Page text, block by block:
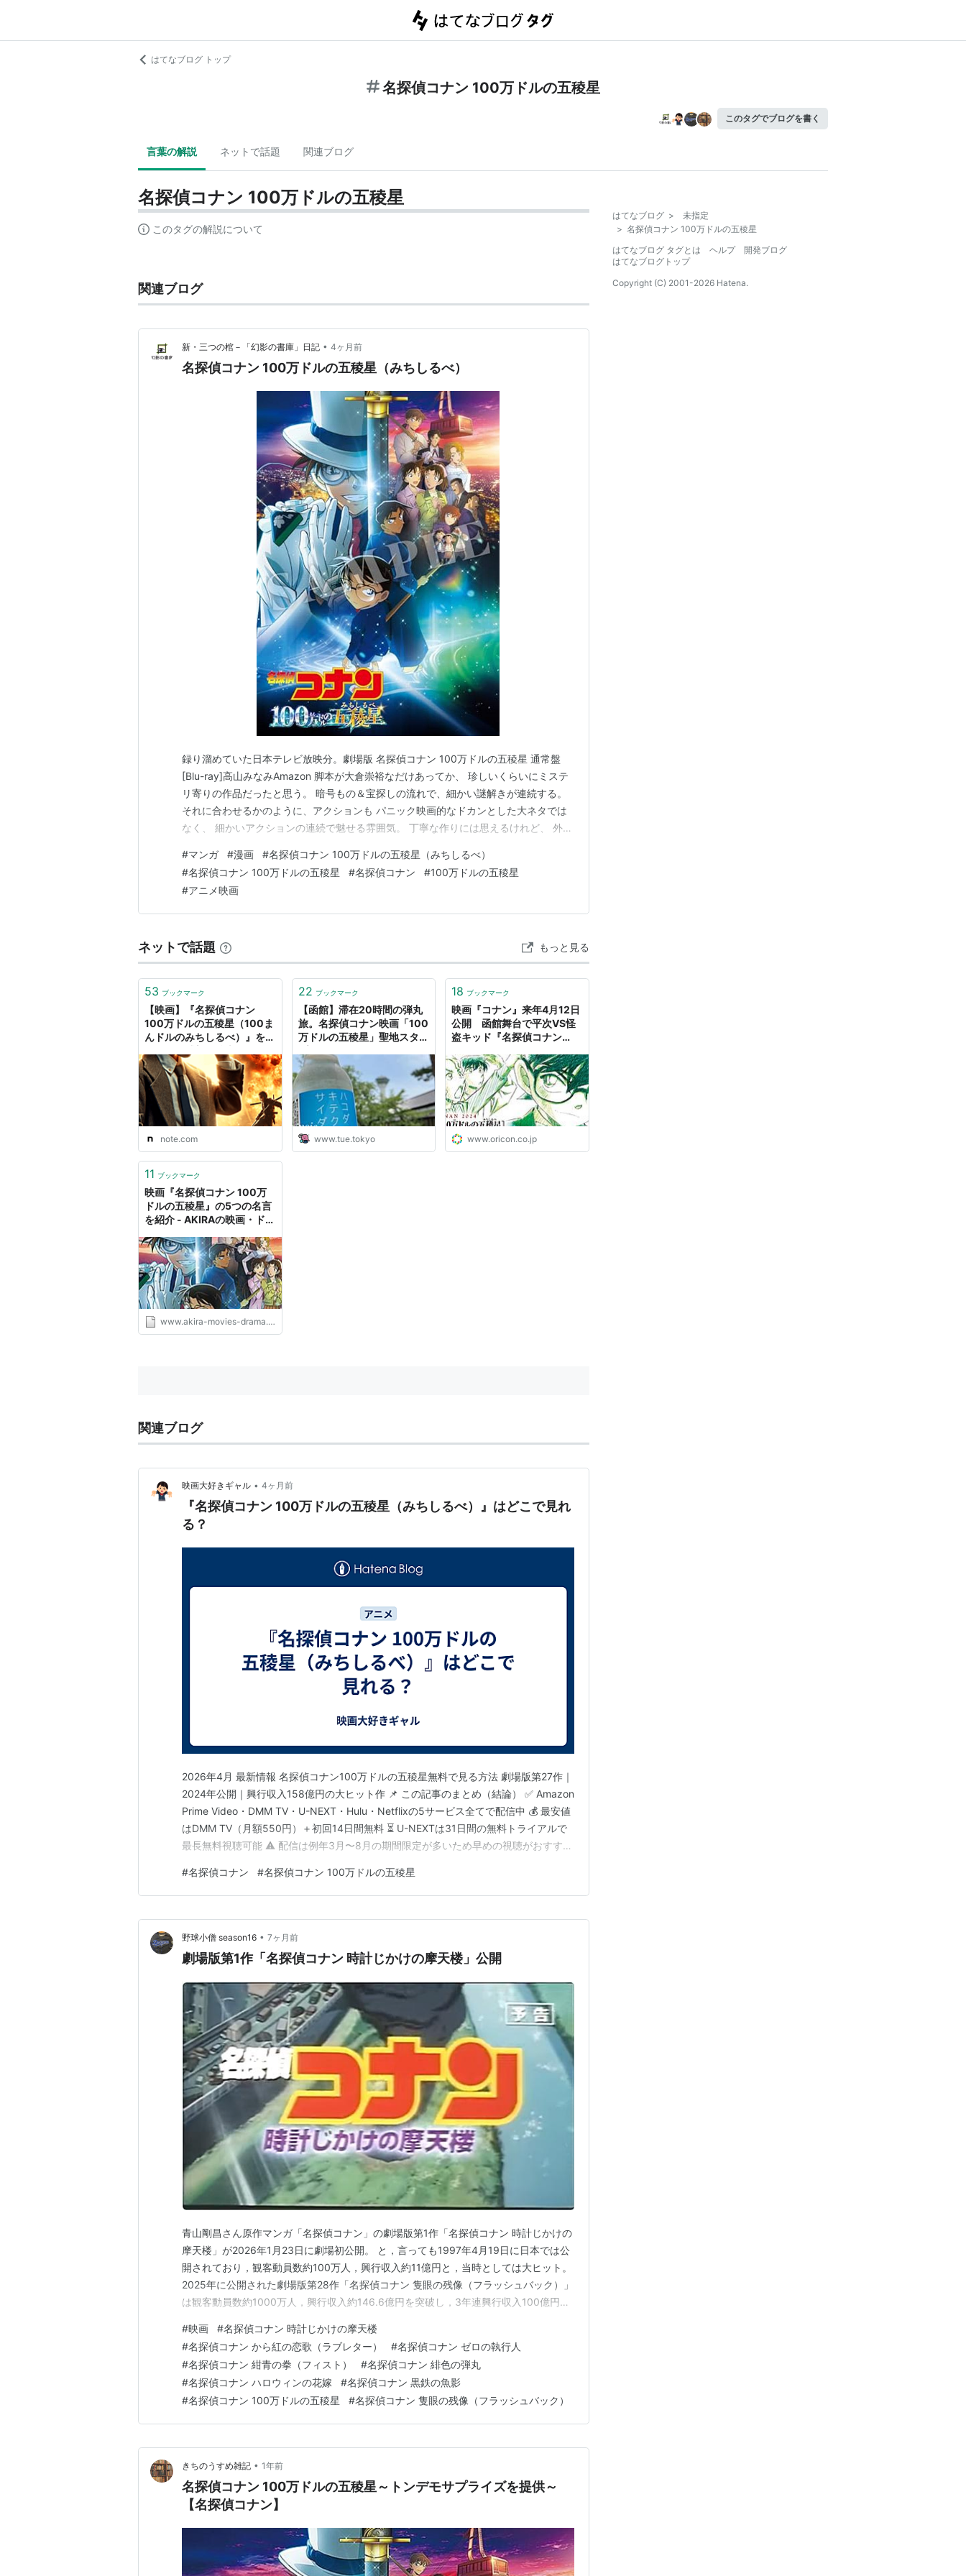
はてなブログ トップ
名探偵コナン 100万ドルの五稜星
このタグでブログを書く
言葉の解説 ネットで話題 関連ブログ
名探偵コナン 100万ドルの五稜星
このタグの解説について
関連ブログ
新・三つの棺－「幻影の書庫」日記 • 4ヶ月前
名探偵コナン 100万ドルの五稜星（みちしるべ）
録り溜めていた日本テレビ放映分。劇場版 名探偵コナン 100万ドルの五稜星 通常盤
[Blu-ray]高山みなみAmazon 脚本が大倉崇裕なだけあってか、 珍しいくらいにミステ
リ寄りの作品だったと思う。 暗号もの＆宝探しの流れで、細かい謎解きが連続する。
それに合わせるかのように、アクションも パニック映画的なドカンとした大ネタでは
なく、 細かいアクションの連続で魅せる雰囲気。 丁寧な作りには思えるけれど、 外連
ただ、その代わり、オールスターキャスト感は抜群。 怪盗キッドと服部平次が同時に
登場し、今回は絡みまくり…
#マンガ #漫画 #名探偵コナン 100万ドルの五稜星（みちしるべ）
#名探偵コナン 100万ドルの五稜星 #名探偵コナン #100万ドルの五稜星
#アニメ映画
ネットで話題 もっと見る
53 ブックマーク
【映画】『名探偵コナン
100万ドルの五稜星（100ま
んドルのみちしるべ）』を観
バレあり：追記あり）｜山本
一郎（やまもといちろう）
note.com
22 ブックマーク
【函館】滞在20時間の弾丸
旅。名探偵コナン映画「100
万ドルの五稜星」聖地スタン
www.tue.tokyo
18 ブックマーク
映画『コナン』来年4月12日
公開 函館舞台で平次VS怪
盗キッド『名探偵コナン
www.oricon.co.jp
11 ブックマーク
映画『名探偵コナン 100万
ドルの五稜星』の5つの名言
を紹介 - AKIRAの映画・ドラ
www.akira-movies-drama.com
関連ブログ
映画大好きギャル • 4ヶ月前
『名探偵コナン 100万ドルの五稜星（みちしるべ）』はどこで見れ
る？
2026年4月 最新情報 名探偵コナン100万ドルの五稜星無料で見る方法 劇場版第27作｜
2024年公開｜興行収入158億円の大ヒット作 📌 この記事のまとめ（結論） ✅ Amazon
Prime Video・DMM TV・U-NEXT・Hulu・Netflixの5サービス全てで配信中 💰 最安値
はDMM TV（月額550円）＋初回14日間無料 ⏳ U-NEXTは31日間の無料トライアルで
最長無料視聴可能 ⚠️ 配信は例年3月〜8月の期間限定が多いため早めの視聴がおすすめ
イウェイの堕天使」の公開（2026年4…
#名探偵コナン #名探偵コナン 100万ドルの五稜星
野球小僧 season16 • 7ヶ月前
劇場版第1作「名探偵コナン 時計じかけの摩天楼」公開
青山剛昌さん原作マンガ「名探偵コナン」の劇場版第1作「名探偵コナン 時計じかけの
摩天楼」が2026年1月23日に劇場初公開。 と，言っても1997年4月19日に日本では公
開されており，観客動員数約100万人，興行収入約11億円と，当時としては大ヒット。
2025年に公開された劇場版第28作「名探偵コナン 隻眼の残像（フラッシュバック）」
は観客動員数約1000万人，興行収入約146.6億円を突破し，3年連興行収入100億円突
4月10日公開予定の劇場版第29作「名探偵コナン ハイウェイの堕天使」の特報も公開
されてお…
#映画 #名探偵コナン 時計じかけの摩天楼
#名探偵コナン から紅の恋歌（ラブレター） #名探偵コナン ゼロの執行人
#名探偵コナン 紺青の拳（フィスト） #名探偵コナン 緋色の弾丸
#名探偵コナン ハロウィンの花嫁 #名探偵コナン 黒鉄の魚影
#名探偵コナン 100万ドルの五稜星 #名探偵コナン 隻眼の残像（フラッシュバック）
きちのうすめ雑記 • 1年前
名探偵コナン 100万ドルの五稜星～トンデモサプライズを提供～
【名探偵コナン】
はてなブログ >
未指定
> 名探偵コナン 100万ドルの五稜星
はてなブログ タグとは
ヘルプ
開発ブログ
はてなブログトップ
Copyright (C) 2001-2026 Hatena.